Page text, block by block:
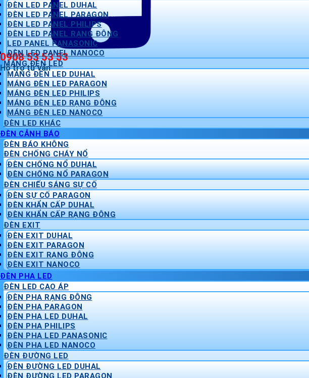
0908 53 53 53
Hỗ trợ tư vấn
ĐÈN LED PANEL DUHAL
ĐÈN LED PANEL PARAGON
ĐÈN LED PANEL PHILIPS
ĐÈN LED PANEL RẠNG ĐÔNG
LED PANEL PANASONIC
ĐÈN LED PANEL NANOCO
MÁNG ĐÈN LED
MÁNG ĐÈN LED DUHAL
MÁNG ĐÈN LED PARAGON
MÁNG ĐÈN LED PHILIPS
MÁNG ĐÈN LED RẠNG ĐÔNG
MÁNG ĐÈN LED NANOCO
ĐÈN LED KHÁC
ĐÈN CẢNH BÁO
ĐÈN BÁO KHÔNG
ĐÈN CHỐNG CHÁY NỔ
ĐÈN CHỐNG NỔ DUHAL
ĐÈN CHỐNG NỔ PARAGON
ĐÈN CHIẾU SÁNG SỰ CỐ
ĐÈN SỰ CỐ PARAGON
ĐÈN KHẨN CẤP DUHAL
ĐÈN KHẨN CẤP RẠNG ĐÔNG
ĐÈN EXIT
ĐÈN EXIT DUHAL
ĐÈN EXIT PARAGON
ĐÈN EXIT RẠNG ĐÔNG
ĐÈN EXIT NANOCO
ĐÈN PHA LED
ĐÈN LED CAO ÁP
ĐÈN PHA RẠNG ĐÔNG
ĐÈN PHA PARAGON
ĐÈN PHA LED DUHAL
ĐÈN PHA PHILIPS
ĐÈN PHA LED PANASONIC
ĐÈN PHA LED NANOCO
ĐÈN ĐƯỜNG LED
ĐÈN ĐƯỜNG LED DUHAL
ĐÈN ĐƯỜNG LED PARAGON